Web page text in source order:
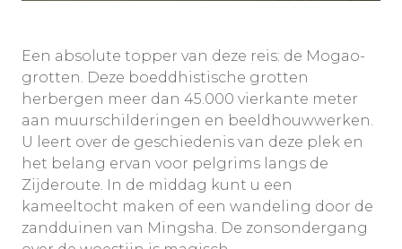
Een absolute topper van deze reis: de Mogao-
grotten. Deze boeddhistische grotten
herbergen meer dan 45.000 vierkante meter
aan muurschilderingen en beeldhouwwerken.
U leert over de geschiedenis van deze plek en
het belang ervan voor pelgrims langs de
Zijderoute. In de middag kunt u een
kameeltocht maken of een wandeling door de
zandduinen van Mingsha. De zonsondergang